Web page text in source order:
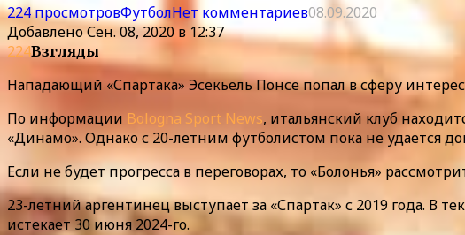
224 просмотровФутболНет комментариев08.09.2020
ДобавленоСен. 08, 2020 в 12:37
224Взгляды
Нападающий «Спартака» Эсекьель Понсе попал в сферу
По информации Bologna Sport News, итальянский клуб
«Динамо». Однако с 20-летним футболистом пока не удается
Если не будет прогресса в переговорах, то «Болонья»
23-летний аргентинец выступает за «Спартак» с 2019 года. В
истекает 30 июня 2024-го.